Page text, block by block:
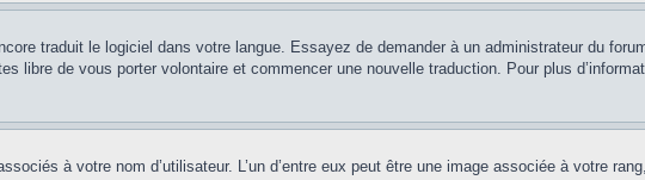
traduit le logiciel dans votre langue. Essayez de demander à un administrateur du
libre de vous porter volontaire et commencer une nouvelle traduction. Pour plus
à votre nom d’utilisateur. L’un d’entre eux peut être une image associée à votre